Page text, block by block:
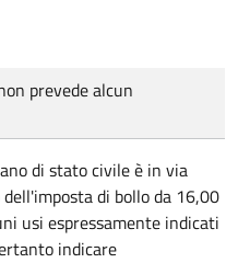
prevede alcun
di stato civile è in via
di bollo da 16,00
usi espressamente indicati
indicare